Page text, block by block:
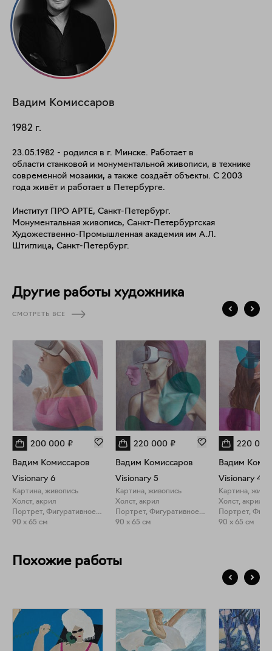
Вадим Комиссаров
1982 г.
23.05.1982 - родился в г. Минске. Работает в
области станковой и монументальной живописи, в технике
современной мозаики, а также создаёт объекты. С 2003
года живёт и работает в Петербурге.
Институт ПРО АРТЕ, Санкт-Петербург.
Монументальная живопись, Санкт-Петербургская
Художественно-Промышленная академия им А.Л.
Штиглица, Санкт-Петербург.
Другие работы художника
СМОТРЕТЬ ВСЕ
200 000 ₽
Вадим Комиссаров
Visionary 6
Картина, живопись
Холст, акрил
Портрет, Фигуративное искусство
90 x 65 см
220 000 ₽
Вадим Комиссаров
Visionary 5
Картина, живопись
Холст, акрил
Портрет, Фигуративное искусство
90 x 65 см
220 000
Вадим
Visionary 4
Картина,
Холст, акрил
90 x 65 см
Похожие работы